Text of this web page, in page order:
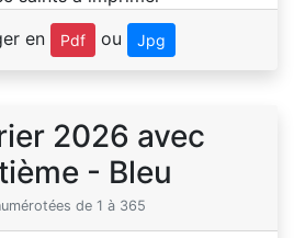
en Pdf ou Jpg
2026 avec
- Bleu
de 1 à 365